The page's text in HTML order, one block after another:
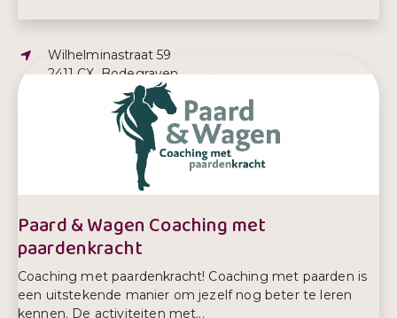
Adres:
Wilhelminastraat 59
2411 CX, Bodegraven
E-mailadres:
info@krachtbron.nu
Telefoonnummer:
06 2469 0380
Paard & Wagen Coaching met
paardenkracht
Coaching met paardenkracht! Coaching met paarden is
een uitstekende manier om jezelf nog beter te leren
kennen. De activiteiten met...